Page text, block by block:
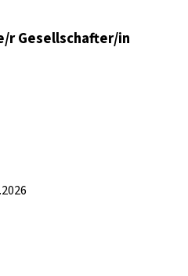
r Gesellschafter/in